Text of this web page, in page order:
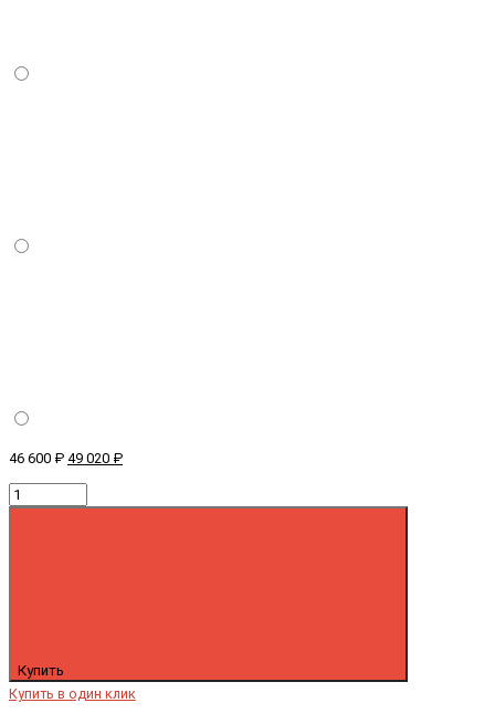
46 600 ₽ 49 020 ₽
Купить
Купить в один клик